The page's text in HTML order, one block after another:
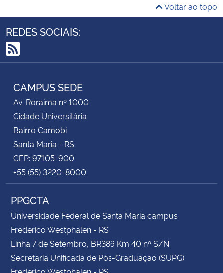
Excepcionalmente, para estes editais publicados
durante a pandemia, esta PRPGP, considerando a
limitação imposta pela pandemia, a exigência de
pagamento da GRU ser feita no Banco do Brasil, que
não tem conta neste banco poderia causaria
aglomeração nas agências bancárias, e,
principalmente, pensando no bem estar de todos,
retirou a obrigatoriedade do pagamento da taxa de
inscrição deste certame.
Os cursos de Pós-Graduação deste edital são
realizados de forma presencial, entretanto,
de Exercícios Domiciliares, o REDE (
024/2020), as aulas estão sendo ministradas de
forma remota/online e o conteúdo prático será
realizado com o retorno das atividades
acadêmicas e administrativas presenciais na
Voltar ao topo
REDES SOCIAIS:
RSS
CAMPUS SEDE
Av. Roraima nº 1000
Cidade Universitária
Bairro Camobi
Santa Maria - RS
CEP: 97105-900
+55 (55) 3220-8000
PPGCTA
Universidade Federal de Santa Maria campus
Frederico Westphalen - RS
Linha 7 de Setembro, BR386 Km 40 nº S/N
Secretaria Unificada de Pós-Graduação (SUPG)